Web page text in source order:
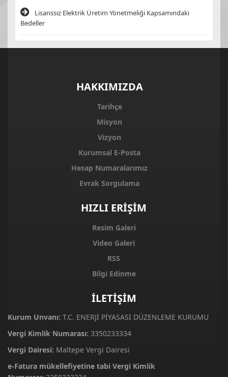
Lisanssız Elektrik Üretim Yönetmeliği Kapsamındaki
Bedeller
HAKKIMIZDA
Tarihçe
Misyon
Vizyon
Kurumsal E-Posta
Hesap Numaralarımız
Evrak Sorgulama
HIZLI ERİŞİM
Resim Galeri
Video Galeri
RSS
Bilgi Edinme
İLETİŞİM
Kurum Unvanı: T.C. ENERJİ PİYASASI DÜZENLEME KURUMU
Vergi Kimlik Numarası: 3350233334
Vergi Dairesi: Maltepe Vergi Dairesi
e-Fatura mükellefiyetine tabi Vergi Kimlik